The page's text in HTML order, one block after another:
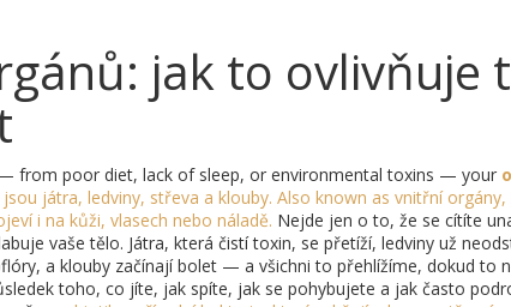
jak to ovlivňuje
from poor diet, lack of sleep, or environmental toxins — your
játra, ledviny, střeva a klouby. Also known as vnitřní orgány,
i na kůži, vlasech nebo náladě. Nejde jen o to, že se cítíte
vaše tělo. Játra, která čistí toxin, se přetíží, ledviny už
a klouby začínají bolet — a všichni to přehlížíme, dokud to
toho, co jíte, jak spíte, jak se pohybujete a jak často